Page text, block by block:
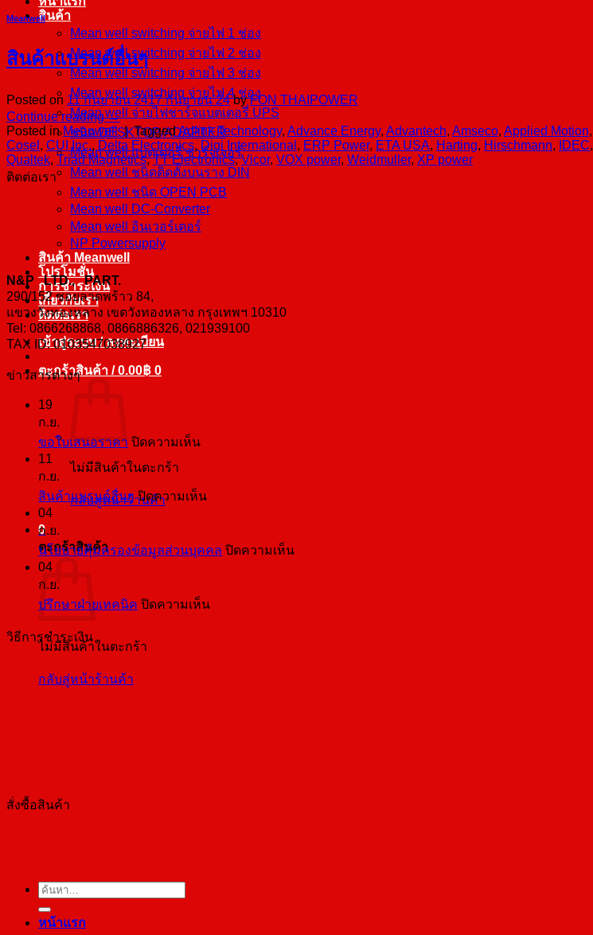
สินค้า
Mean well switching จ่ายไฟ 1 ช่อง
Mean well switching จ่ายไฟ 2 ช่อง
Mean well switching จ่ายไฟ 3 ช่อง
Mean well switching จ่ายไฟ 4 ช่อง
Mean well จ่ายไฟชาร์จแบตเตอรี่ UPS
ชนิด DESKTOP/ADAPTER
Mean well แบตเตอรี่ ชาร์จเจอร์
Mean well ชนิดติดตั้งบนราง DIN
Mean well ชนิด OPEN PCB
Mean well DC-Converter
Mean well อินเวอร์เตอร์
NP Powersupply
สินค้า Meanwell
โปรโมชั่น
การชำระเงิน
เกี่ยวกับเรา
ติดต่อเรา
เข้าสู่ระบบ / ลงทะเบียน
ตะกร้าสินค้า /0.00฿ 0
ไม่มีสินค้าในตะกร้า
กลับสู่หน้าร้านค้า
0
ตะกร้าสินค้า
ไม่มีสินค้าในตะกร้า
กลับสู่หน้าร้านค้า
Meanwell
สินค้าแบรนด์อื่นๆ
Posted on 11 กันยายน 2417 กันยายน 24 byFON THAIPOWER
Continue reading→
Posted inMeanwell | TaggedAdlink Technology, Advance Energy, Advantech, Amseco, Applied Motion,
Cosel , CUI Inc., Delta Electronics, Digi International , ERP Power, ETA USA, Harting, Hirschmann, IDEC,
Qualtek, Triad Magnetics,TT Electronics,Vicor, VOX power, Weidmuller, XP power
ติดต่อเรา
N&P LTD., PART.
290/152 ซอยลาดพร้าว 84,
แขวงวังทองหลาง เขตวังทองหลาง กรุงเทพฯ 10310
Tel: 0866268868, 0866886326, 021939100
TAX ID: 0103547038927
ข่าวสารต่างๆ
19
ก.ย.
ขอใบเสนอราคา ปิดความเห็นบน
เสนอ
11
ก.ย.
สินค้าแบรนด์อื่นๆ ปิดความเห็นบน
รนด์
04
ก.ย.
นโยบายคุ้มครองข้อมูลส่วนบุคคล ปิดความเห็นบน
04
ก.ย.
ปรึกษาฝ่ายเทคนิค ปิดความเห็นบน
วิธีการชำระเงิน
สั่งซื้อสินค้า
ค้นหา:
หน้าแรก